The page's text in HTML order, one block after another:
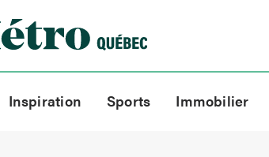
Inspiration Sports Immobilier